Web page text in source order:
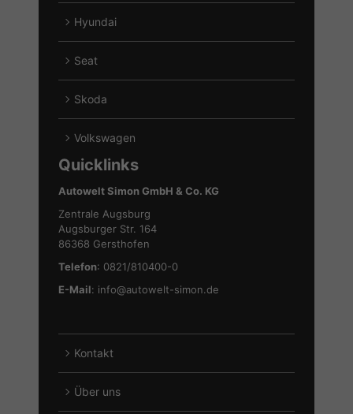
von
anzeigen
Hyundai
Alle
von
anzeigen
Seat
Alle
von
anzeigen
Skoda
Alle
von
Skoda
Volkswagen
Fahrzeuge
von
anzeigen
Quicklinks
Autowelt Simon GmbH & Co. KG
Zentrale Augsburg
Augsburger Str. 164
86368 Gersthofen
Telefon: 0821/810400-0
E-Mail: info@autowelt-simon.de
Kontakt
Über uns